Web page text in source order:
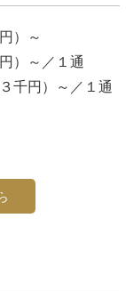
）～
）～／１通
千円）～／１通